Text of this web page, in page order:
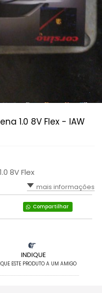
1.0 8V Flex - IAW
8V Flex
mais informações
Compartilhar
INDIQUE
ESTE PRODUTO A UM AMIGO